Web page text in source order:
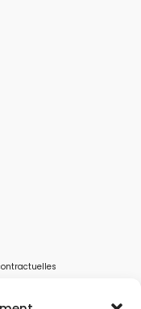
pour récupérer l’eau de